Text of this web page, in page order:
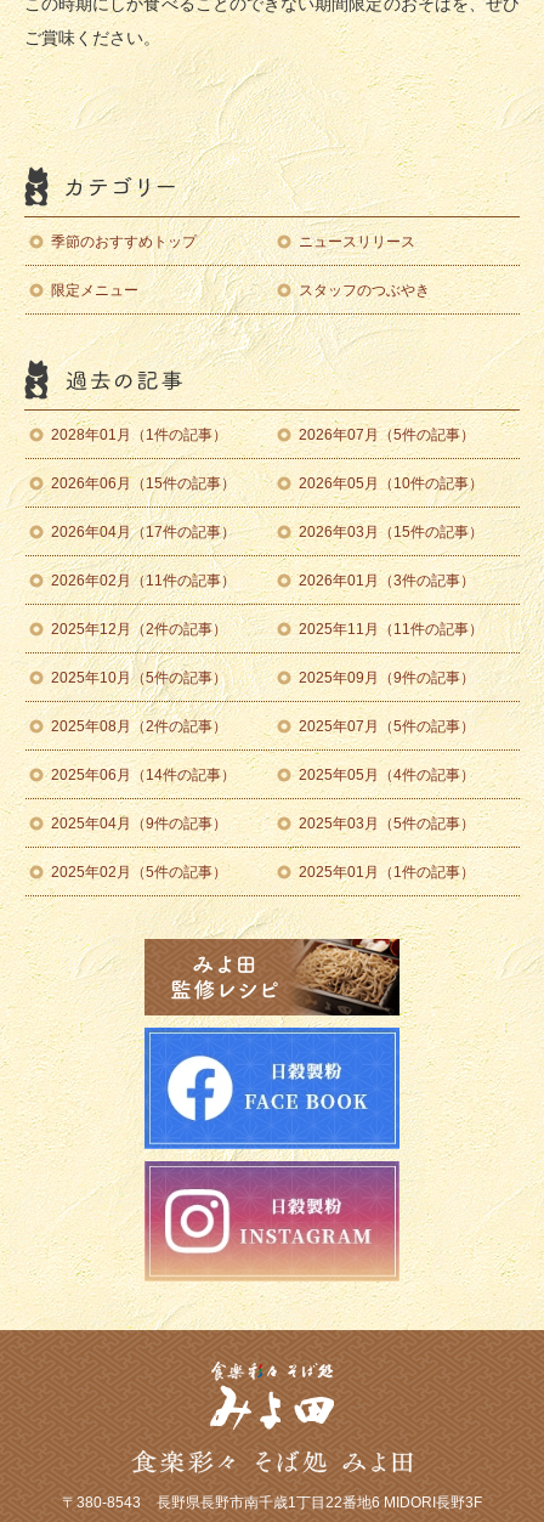
この時期にしか食べることのできない期間限定のおそばを、ぜひ
ご賞味ください。
季節のおすすめトップ ニュースリリース
限定メニュー スタッフのつぶやき
2028年01月（1件の記事） 2026年07月（5件の記事）
2026年06月（15件の記事） 2026年05月（10件の記事）
2026年04月（17件の記事） 2026年03月（15件の記事）
2026年02月（11件の記事） 2026年01月（3件の記事）
2025年12月（2件の記事） 2025年11月（11件の記事）
2025年10月（5件の記事） 2025年09月（9件の記事）
2025年08月（2件の記事） 2025年07月（5件の記事）
2025年06月（14件の記事） 2025年05月（4件の記事）
2025年04月（9件の記事） 2025年03月（5件の記事）
2025年02月（5件の記事） 2025年01月（1件の記事）
〒380-8543 長野県長野市南千歳1丁目22番地6 MIDORI長野3F